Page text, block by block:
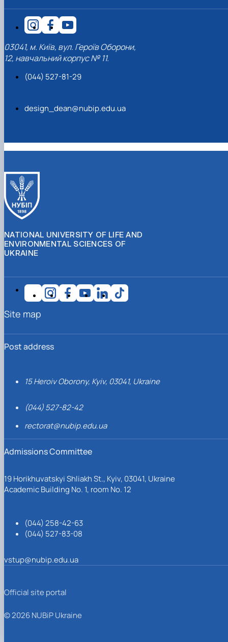
03041, м. Київ, вул. Героїв Оборони,
12, навчальний корпус № 11.
(044) 527-81-29
design_dean@nubip.edu.ua
NATIONAL UNIVERSITY OF LIFE AND
ENVIRONMENTAL SCIENCES OF
UKRAINE
Post address
15 Heroiv Oborony, Kyiv, 03041, Ukraine
(044) 527-82-42
rectorat@nubip.edu.ua
Admissions Committee
19 Horikhuvatskyi Shliakh St., Kyiv, 03041, Ukraine
Academic Building No. 1, room No. 12
(044) 258-42-63
(044) 527-83-08
vstup@nubip.edu.ua
Site map
Official site portal
© 2026 NUBiP Ukraine